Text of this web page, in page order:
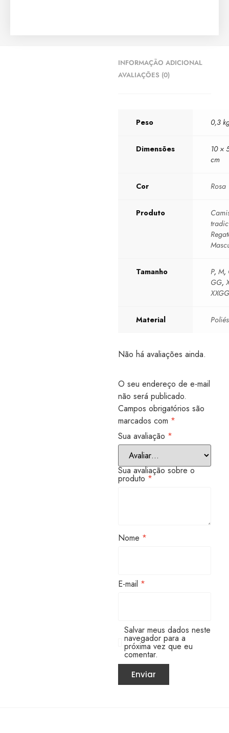
INFORMAÇÃO ADICIONAL
AVALIAÇÕES (0)
Peso 0,3
Dimensões
10 ×
cm
Cor Rosa
Produto
Tamanho P,M,
GG,
Material
Não há avaliações ainda.
O seu endereço de e-mail
não será publicado.
Campos obrigatórios são
marcados com *
Sua avaliação *
Sua avaliação sobre o
produto *
Nome *
E-mail *
Salvar meus dados neste
navegador para a
próxima vez que eu
comentar.